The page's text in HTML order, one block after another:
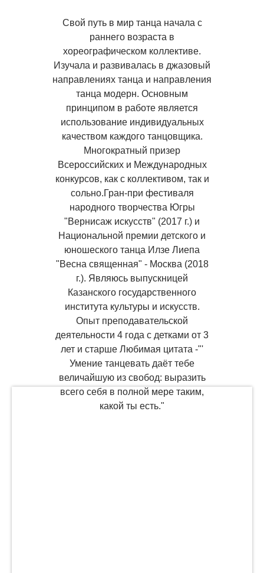
Свой путь в мир танца начала с
раннего возраста в
хореографическом коллективе.
Изучала и развивалась в джазовый
направлениях танца и направления
танца модерн. Основным
принципом в работе является
использование индивидуальных
качеством каждого танцовщика.
Многократный призер
Всероссийских и Международных
конкурсов, как с коллективом, так и
сольно.Гран-при фестиваля
народного творчества Югры
"Вернисаж искусств" (2017 г.) и
Национальной премии детского и
юношеского танца Илзе Лиепа
"Весна священная" - Москва (2018
г.). Являюсь выпускницей
Казанского государственного
института культуры и искусств.
Опыт преподавательской
деятельности 4 года с детками от 3
лет и старше Любимая цитата -"'
Умение танцевать даёт тебе
величайшую из свобод: выразить
всего себя в полной мере таким,
какой ты есть."